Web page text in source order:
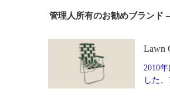
管理人所有のお勧めブランド
Lawn
2010
した